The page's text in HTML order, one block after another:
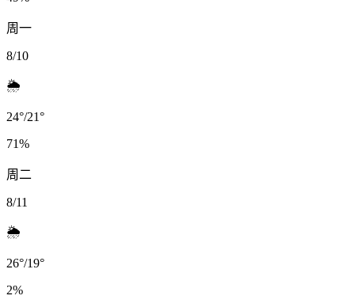
周一
8/10
🌦️
24°/21°
71%
周二
8/11
🌦️
26°/19°
2%